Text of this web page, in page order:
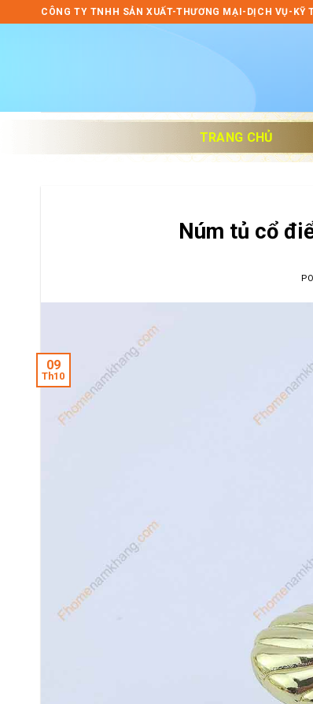
to
CÔNG TY TNHH SẢN XUẤT-THƯƠNG MẠI-DỊCH VỤ-KỸ
TRANG CHỦ
Núm tủ cổ
09
Th10